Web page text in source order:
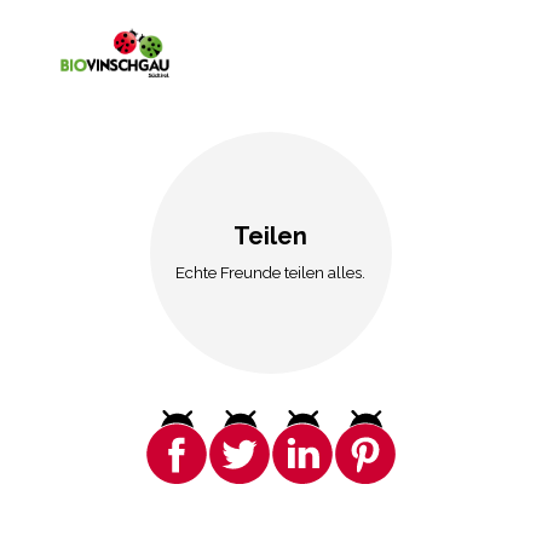
Teilen
Echte Freunde teilen alles.